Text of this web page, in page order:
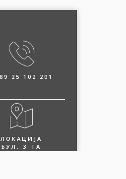
25 102 201
ЛОКАЦИЈА
БУЛ. 3-ТА